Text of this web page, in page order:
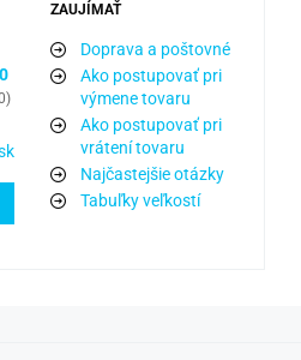
ZAUJÍMAŤ
Doprava a poštovné
Ako postupovať pri
výmene tovaru
Ako postupovať pri
vrátení tovaru
Najčastejšie otázky
Tabuľky veľkostí